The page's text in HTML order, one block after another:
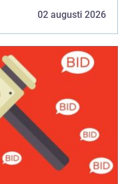
02 augusti 2026